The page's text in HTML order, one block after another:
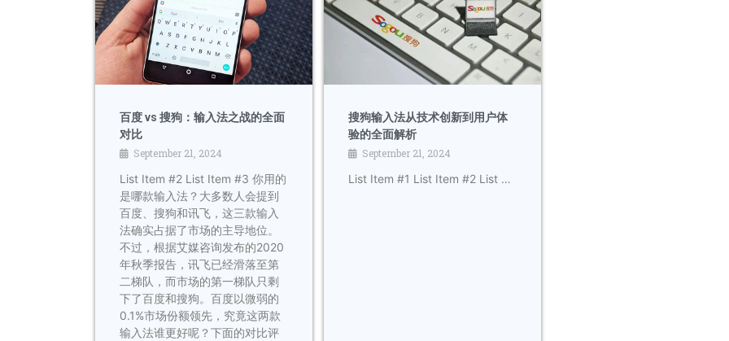
百度 vs 搜狗：输入法之战的全面
对比
September 21, 2024
List Item #2 List Item #3 你用的
是哪款输入法？大多数人会提到
百度、搜狗和讯飞，这三款输入
法确实占据了市场的主导地位。
不过，根据艾媒咨询发布的2020
年秋季报告，讯飞已经滑落至第
二梯队，而市场的第一梯队只剩
下了百度和搜狗。百度以微弱的
0.1%市场份额领先，究竟这两款
输入法谁更好呢？下面的对比评
搜狗输入法从技术创新到用户体
验的全面解析
September 21, 2024
List Item #1 List Item #2 List …